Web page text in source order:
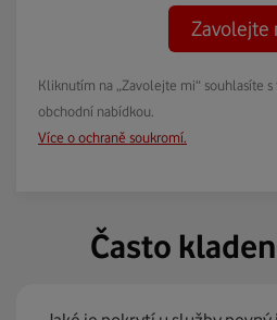
Zavolejte
Kliknutím na „Zavolejte mi“ souhlasíte
obchodní nabídkou.
Více o ochraně soukromí.
Často